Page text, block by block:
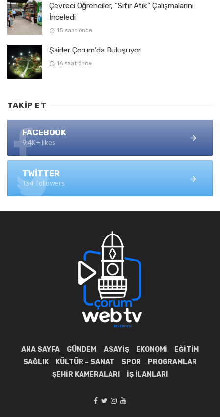
Çevreci Öğrenciler, “Sıfır Atık” Çalışmalarını
İnceledi
15 saat önce
Şairler Çorum’da Buluşuyor
16 saat önce
TAKIP ET
FACEBOOK
9.4K+ likes
TWITTER
134 followers
ANA SAYFA GÜNDEM ASAYIŞ EKONOMI
EĞITIM
SAĞLIK
KÜLTÜR – SANAT SPOR
PROGRAMLAR
ŞEHIR KAMERALARI
İŞ İLANLARI